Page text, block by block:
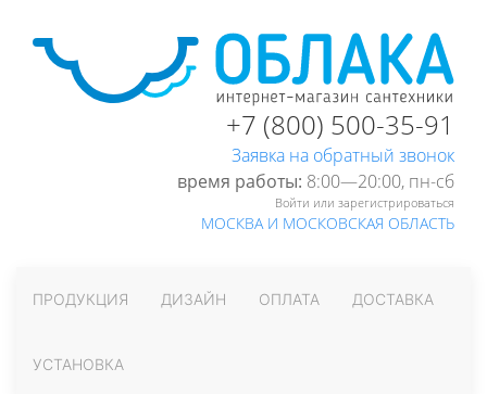
+7 (800) 500-35-91
Заявка на обратный звонок
время работы: 8:00—20:00, пн-cб
Войти или зарегистрироваться
МОСКВА И МОСКОВСКАЯ ОБЛАСТЬ
ПРОДУКЦИЯ ДИЗАЙН ОПЛАТА ДОСТАВКА
УСТАНОВКА